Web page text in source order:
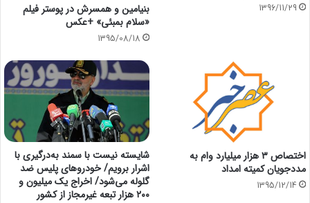
1396/11/29
بنیامین و همسرش در پوستر فیلم
«سلام بمبئی» +عکس
1395/08/18
اختصاص ۳ هزار میلیارد وام به
مددجویان کمیته امداد
1395/12/14
شایسته نیست با سمند به‌درگیری با
اشرار برویم/ خودروهای پلیس ضد
گلوله می‌شود/ اخراج یک میلیون و
۲۰۰ هزار تبعه غیرمجاز از کشور